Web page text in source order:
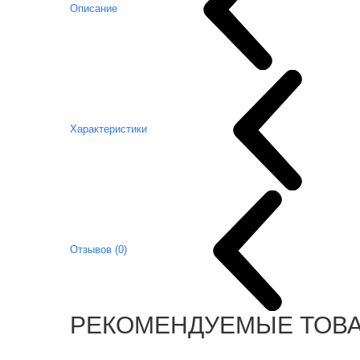
Описание
Характеристики
Отзывов (0)
РЕКОМЕНДУЕМЫЕ